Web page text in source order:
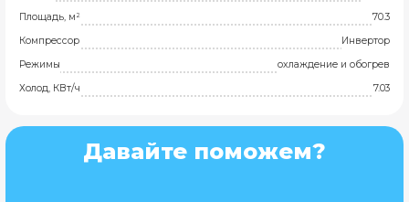
Площадь, м²
70.3
Компрессор
Инвертор
Режимы
охлаждение и обогрев
Холод, КВт/ч
7.03
Давайте поможем?